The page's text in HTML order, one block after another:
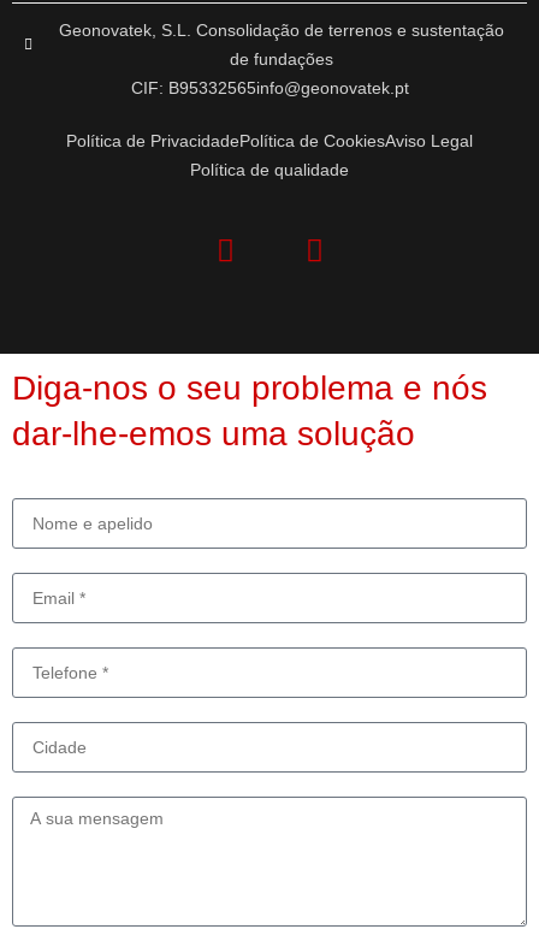
Geonovatek, S.L. Consolidação de terrenos e sustentação
de fundações
CIF: B95332565info@geonovatek.pt
Política de PrivacidadePolítica de CookiesAviso Legal
Política de qualidade
Diga-nos o seu problema e nós
dar-lhe-emos uma solução